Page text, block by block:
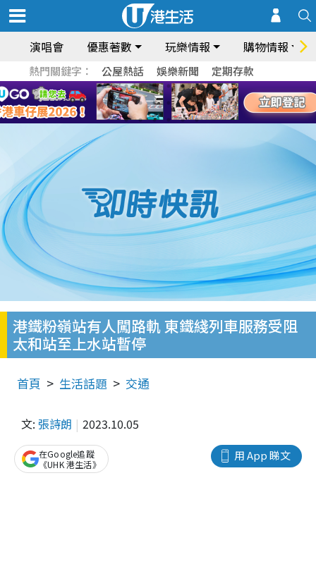
演唱會 優惠著數 玩樂情報 購物情報
熱門關鍵字： 公屋熱話 娛樂新聞 定期存款
港鐵粉嶺站有人闖路軌 東鐵綫列車服務受阻
太和站至上水站暫停
首頁 生活話題 交通
文: 張詩朗 2023.10.05
用 App 睇文
在Google追蹤
《UHK 港生活》